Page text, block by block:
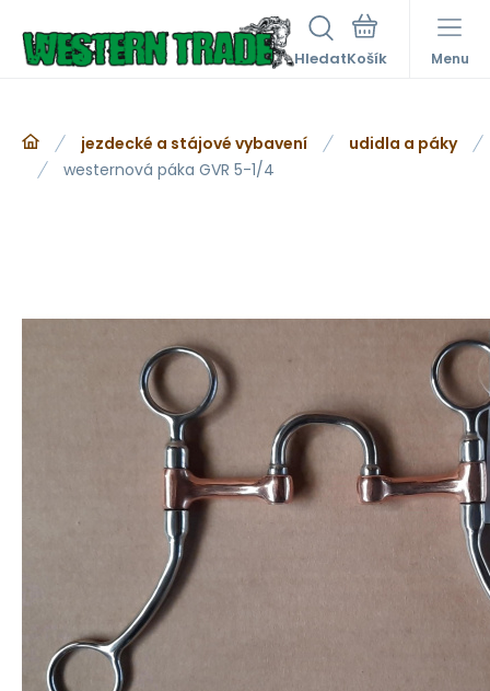
Hledat Menu
jezdecké a stájové vybavení
udidla a páky
westernová páka GVR 5-1/4